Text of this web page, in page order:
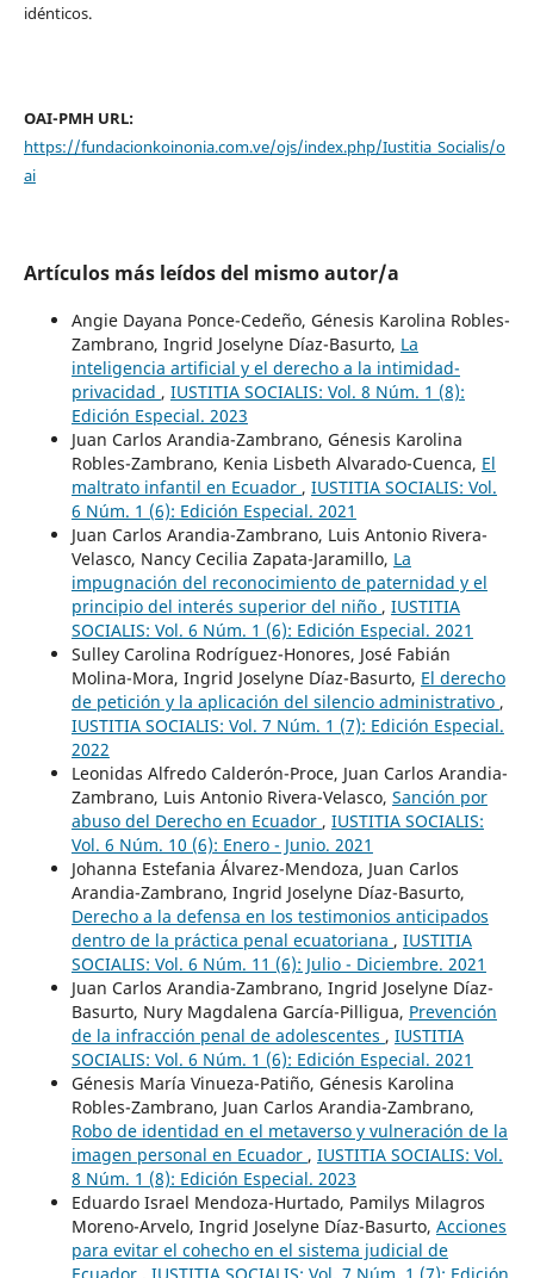
idénticos.
OAI-PMH URL:
https://fundacionkoinonia.com.ve/ojs/index.php/Iustitia_Socialis/o
ai
Artículos más leídos del mismo autor/a
Angie Dayana Ponce-Cedeño, Génesis Karolina Robles-
Zambrano, Ingrid Joselyne Díaz-Basurto, La
inteligencia artificial y el derecho a la intimidad-
privacidad , IUSTITIA SOCIALIS: Vol. 8 Núm. 1 (8):
Edición Especial. 2023
Juan Carlos Arandia-Zambrano, Génesis Karolina
Robles-Zambrano, Kenia Lisbeth Alvarado-Cuenca, El
maltrato infantil en Ecuador , IUSTITIA SOCIALIS: Vol.
6 Núm. 1 (6): Edición Especial. 2021
Juan Carlos Arandia-Zambrano, Luis Antonio Rivera-
Velasco, Nancy Cecilia Zapata-Jaramillo, La
impugnación del reconocimiento de paternidad y el
principio del interés superior del niño , IUSTITIA
SOCIALIS: Vol. 6 Núm. 1 (6): Edición Especial. 2021
Sulley Carolina Rodríguez-Honores, José Fabián
Molina-Mora, Ingrid Joselyne Díaz-Basurto, El derecho
de petición y la aplicación del silencio administrativo ,
IUSTITIA SOCIALIS: Vol. 7 Núm. 1 (7): Edición Especial.
2022
Leonidas Alfredo Calderón-Proce, Juan Carlos Arandia-
Zambrano, Luis Antonio Rivera-Velasco, Sanción por
abuso del Derecho en Ecuador , IUSTITIA SOCIALIS:
Vol. 6 Núm. 10 (6): Enero - Junio. 2021
Johanna Estefania Álvarez-Mendoza, Juan Carlos
Arandia-Zambrano, Ingrid Joselyne Díaz-Basurto,
Derecho a la defensa en los testimonios anticipados
dentro de la práctica penal ecuatoriana , IUSTITIA
SOCIALIS: Vol. 6 Núm. 11 (6): Julio - Diciembre. 2021
Juan Carlos Arandia-Zambrano, Ingrid Joselyne Díaz-
Basurto, Nury Magdalena García-Pilligua, Prevención
de la infracción penal de adolescentes , IUSTITIA
SOCIALIS: Vol. 6 Núm. 1 (6): Edición Especial. 2021
Génesis María Vinueza-Patiño, Génesis Karolina
Robles-Zambrano, Juan Carlos Arandia-Zambrano,
Robo de identidad en el metaverso y vulneración de la
imagen personal en Ecuador , IUSTITIA SOCIALIS: Vol.
8 Núm. 1 (8): Edición Especial. 2023
Eduardo Israel Mendoza-Hurtado, Pamilys Milagros
Moreno-Arvelo, Ingrid Joselyne Díaz-Basurto, Acciones
para evitar el cohecho en el sistema judicial de
Ecuador , IUSTITIA SOCIALIS: Vol. 7 Núm. 1 (7): Edición